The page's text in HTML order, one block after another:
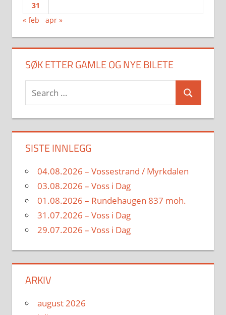
31
« feb
apr »
SØK ETTER GAMLE OG NYE BILETE
Search
for:
Search
SISTE INNLEGG
04.08.2026 – Vossestrand / Myrkdalen
03.08.2026 – Voss i Dag
01.08.2026 – Rundehaugen 837 moh.
31.07.2026 – Voss i Dag
29.07.2026 – Voss i Dag
ARKIV
august 2026